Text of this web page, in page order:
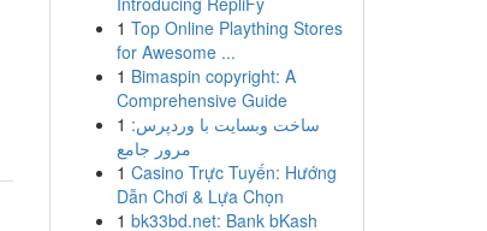
1 Top Online Plaything Stores
for Awesome ...
1 Bimaspin copyright: A
Comprehensive Guide
1 ساخت وبسایت با وردپرس:
مرور جامع
1 Casino Trực Tuyến: Hướng
Dẫn Chơi & Lựa Chọn
1 bk33bd.net: Bank bKash